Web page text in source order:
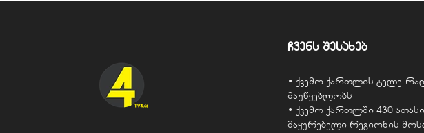
ჩვენს შესახებ
• ქვემო ქართლის ტელე-
მაუწყებლობს
• ქვემო ქართლში 430
მაყურებელი რეგიონის